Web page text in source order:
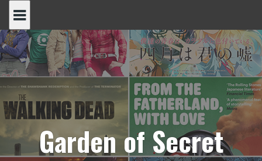
content
Garden of Secret